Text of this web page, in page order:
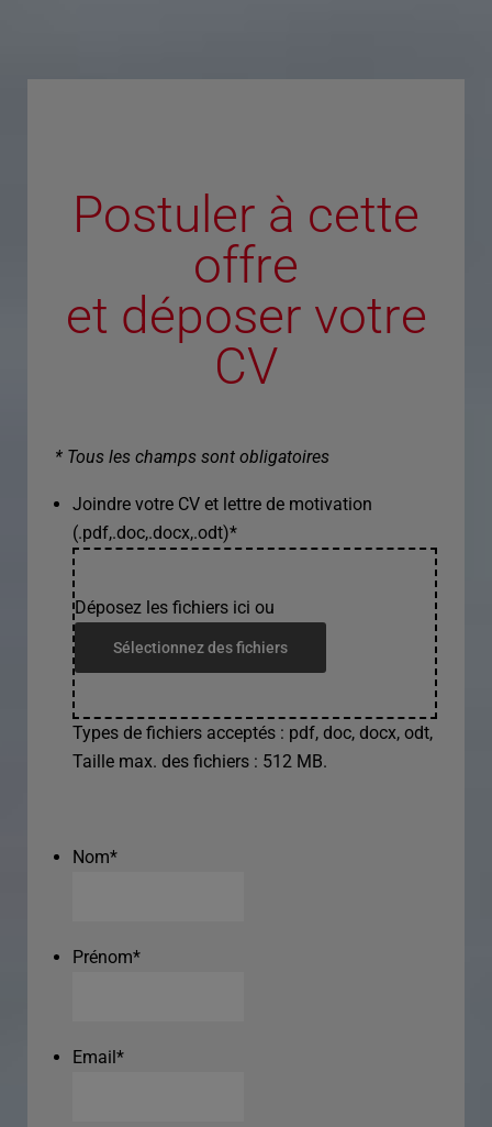
Postuler à cette
offre
et déposer votre
CV
* Tous les champs sont obligatoires
Joindre votre CV et lettre de motivation
(.pdf,.doc,.docx,.odt)*
Déposez les fichiers ici ou
Sélectionnez des fichiers
Types de fichiers acceptés : pdf, doc, docx, odt,
Taille max. des fichiers : 512 MB.
Nom*
Prénom*
Email*